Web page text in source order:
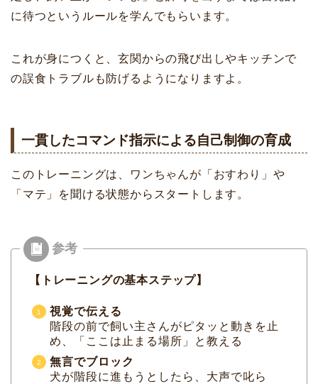
に待つというルールを学んでもらいます。
これが身につくと、玄関からの飛び出しやキッチンで
の誤食トラブルも防げるようになりますよ。
一貫したコマンド指示による自己制御の育成
このトレーニングは、ワンちゃんが「おすわり」や
「マテ」を聞ける状態からスタートします。
【トレーニングの基本ステップ】
視覚で伝える
階段の前で飼い主さんがピタッと動きを止
め、「ここは止まる場所」と教える
無言でブロック
犬が階段に進もうとしたら、大声で叱ら